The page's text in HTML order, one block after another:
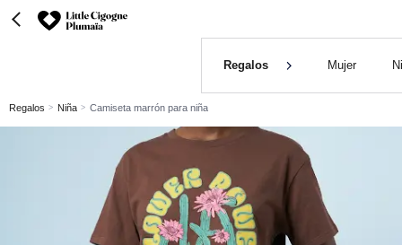
Regalos Mujer
Regalos Niña Camiseta marrón para niña